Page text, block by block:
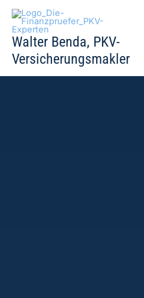
Zum
Inhalt
springen
Walter Benda, PKV-
Versicherungsmakler